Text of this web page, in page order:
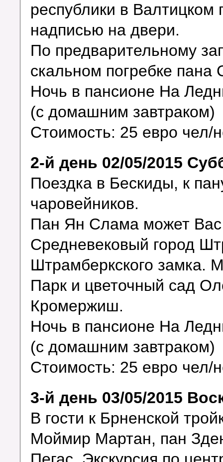
республики в Валтицком
надписью на двери.
По предварительному
скальном погребке пана
Ночь в пансионе На
(с домашним завтраком)
Стоимость: 25 евро чел/
2-й день 02/05/2015
Поездка в Бескиды, к
чаровейников.
Пан Ян Слама может Вас
Средневековый город
Штрамберкского замка.
Парк и цветочный сад
Кромержиш.
Ночь в пансионе На
(с домашним завтраком)
Стоимость: 25 евро чел/
3-й день 03/05/2015
В гости к Брненской
Моймир Мартан, пан